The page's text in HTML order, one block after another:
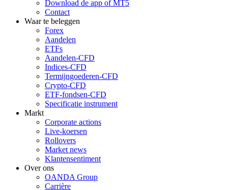
Download de app of MT5
Contact
Waar te beleggen
Forex
Aandelen
ETFs
Aandelen-CFD
Indices-CFD
Termijngoederen-CFD
Crypto-CFD
ETF-fondsen-CFD
Specificatie instrument
Markt
Corporate actions
Live-koersen
Rollovers
Market news
Klantensentiment
Over ons
OANDA Group
Carrière